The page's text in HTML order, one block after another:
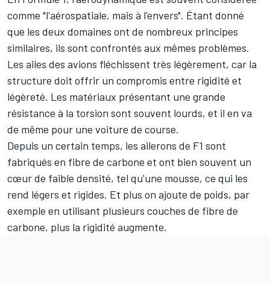
comme "l'aérospatiale, mais à l'envers". Étant donné
que les deux domaines ont de nombreux principes
similaires, ils sont confrontés aux mêmes problèmes.
Les ailes des avions fléchissent très légèrement, car la
structure doit offrir un compromis entre rigidité et
légèreté. Les matériaux présentant une grande
résistance à la torsion sont souvent lourds, et il en va
de même pour une voiture de course.
Depuis un certain temps, les ailerons de F1 sont
fabriqués en fibre de carbone et ont bien souvent un
cœur de faible densité, tel qu'une mousse, ce qui les
rend légers et rigides. Et plus on ajoute de poids, par
exemple en utilisant plusieurs couches de fibre de
carbone, plus la rigidité augmente.